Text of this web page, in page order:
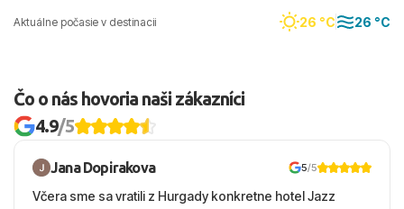
Aktuálne počasie v destinacii 26 °C 26 °C
Čo o nás hovoria naši zákazníci
4.9/5
Jana Dopirakova 5/5
Včera sme sa vratili z Hurgady konkretne hotel Jazz